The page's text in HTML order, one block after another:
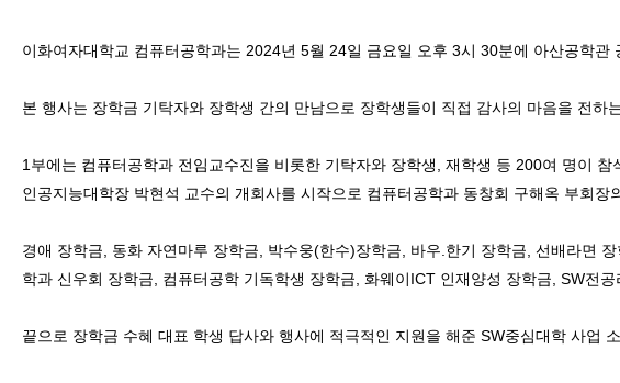
이화여자대학교 컴퓨터공학과는 2024년 5월 24일 금요일 오후 3시 30분에 아산공학
본 행사는 장학금 기탁자와 장학생 간의 만남으로 장학생들이 직접 감사의 마음을 전
1부에는 컴퓨터공학과 전임교수진을 비롯한 기탁자와 장학생, 재학생 등 200여 명이 참
인공지능대학장 박현석 교수의 개회사를 시작으로 컴퓨터공학과 동창회 구해옥 부회장
경애 장학금, 동화 자연마루 장학금, 박수웅(한수)장학금, 바우.한기 장학금, 선배라면
학과 신우회 장학금, 컴퓨터공학 기독학생 장학금, 화웨이ICT 인재양성 장학금, SW전
끝으로 장학금 수혜 대표 학생 답사와 행사에 적극적인 지원을 해준 SW중심대학 사업